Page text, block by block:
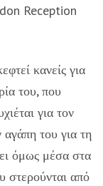
Reception
κανείς για
του, που
για τον
αγάπη του για τη
όμως μέσα στα
στερούνται από